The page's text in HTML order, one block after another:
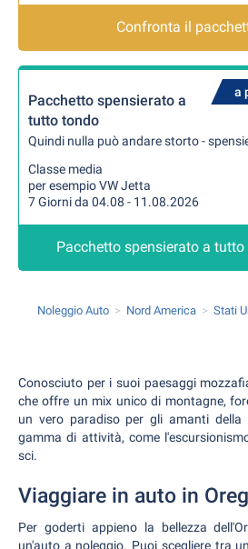
Confronta il
a
Pacchetto spensierato a
tutto tondo
Quindi nulla può andare storto -
Classe media
per esempio VW Jetta
7 Giorni da 04.08 - 11.08.2026
Pacchetto spensierato a
Noleggio Auto Nord America Stati
Conosciuto per i suoi paesaggi
che offre un mix unico di montagne,
un vero paradiso per gli amanti della
gamma di attività, come
sci.
Viaggiare in auto in
Per goderti appieno la bellezza
un'auto a noleggio. Puoi scegliere tra